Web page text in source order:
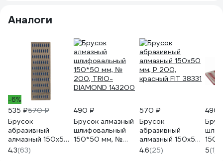
Аналоги
-6%
535 ₽570 ₽
Брусок
абразивный
алмазный 150х50
мм, Р 800, синий
FIT 38335
4.3(63)
490 ₽
Брусок алмазный
шлифовальный
150*50 мм, №
570 ₽
Брусок
абразивный
алмазный 150х50
мм, Р 200,
красный FIT 38331
4.6(25)
490
300,
5(1)